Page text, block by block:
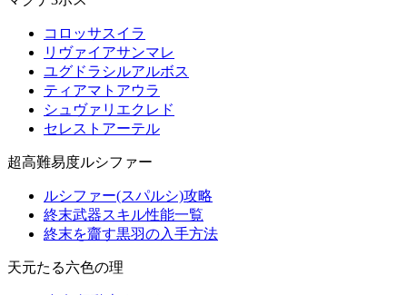
コロッサスイラ
リヴァイアサンマレ
ユグドラシルアルボス
ティアマトアウラ
シュヴァリエクレド
セレストアーテル
超高難易度ルシファー
ルシファー(スパルシ)攻略
終末武器スキル性能一覧
終末を齎す黒羽の入手方法
天元たる六色の理